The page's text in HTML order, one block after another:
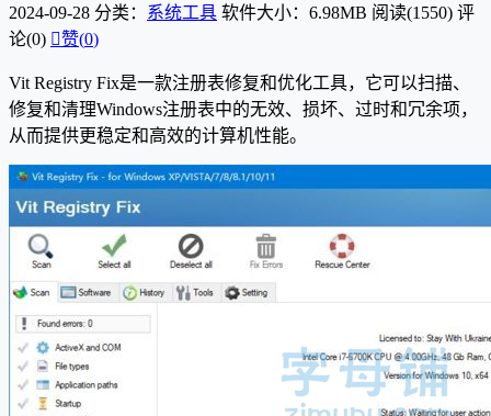
2024-09-28 分类： 系统工具 软件大小：6.98MB 阅读(1550) 评
论(0) 赞(0)
Vit Registry Fix是一款注册表修复和优化工具，它可以扫描、
修复和清理Windows注册表中的无效、损坏、过时和冗余项，
从而提供更稳定和高效的计算机性能。